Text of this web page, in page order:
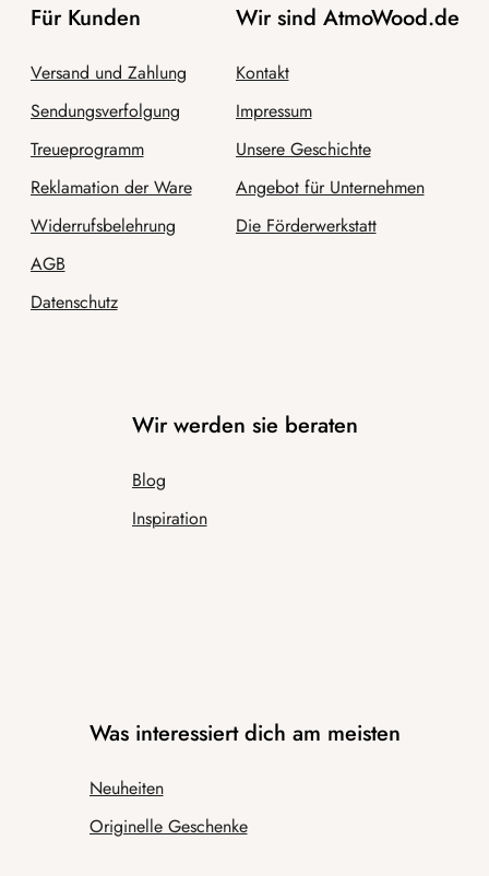
Für Kunden
Versand und Zahlung
Sendungsverfolgung
Treueprogramm
Reklamation der Ware
Widerrufsbelehrung
AGB
Datenschutz
Wir sind AtmoWood.de
Kontakt
Impressum
Unsere Geschichte
Angebot für Unternehmen
Die Förderwerkstatt
Wir werden sie beraten
Blog
Inspiration
Was interessiert dich am meisten
Neuheiten
Originelle Geschenke